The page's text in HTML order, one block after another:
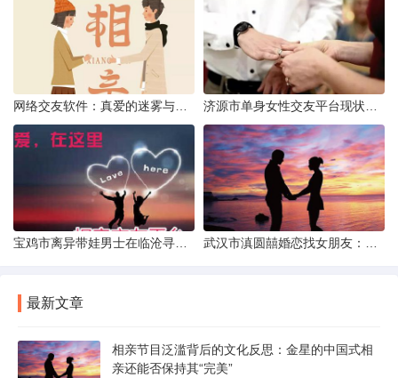
最新文章
相亲节目泛滥背后的文化反思：金星的中国式相
亲还能否保持其“完美”